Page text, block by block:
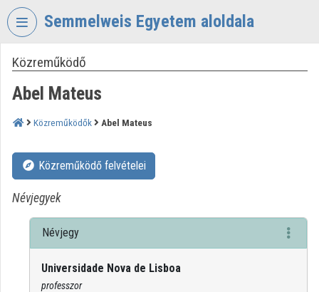
Fejléc kihagyása
Semmelweis Egyetem aloldala
VIDEOTORIUM
SEMMELWEIS
EGYETEM
Bejelentkezés
Intézményi felfedezés
Kategóriák
Intézményi listák
Közreműködő
Abel Mateus
Közreműködők Abel Mateus
Közreműködő felvételei
Névjegyek
Névjegy
Universidade Nova de Lisboa
professzor